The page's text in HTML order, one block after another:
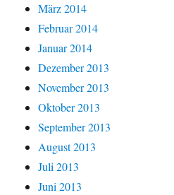
März 2014
Februar 2014
Januar 2014
Dezember 2013
November 2013
Oktober 2013
September 2013
August 2013
Juli 2013
Juni 2013